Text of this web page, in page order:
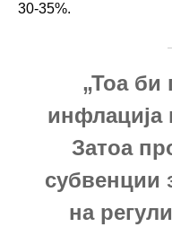
30-35%.
„Тоа би
инфлација
Затоа
субвенции
на